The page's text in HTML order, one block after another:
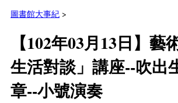
圖書館大事紀 >
【102年03月13日】藝
生活對談」講座--吹出
章--小號演奏